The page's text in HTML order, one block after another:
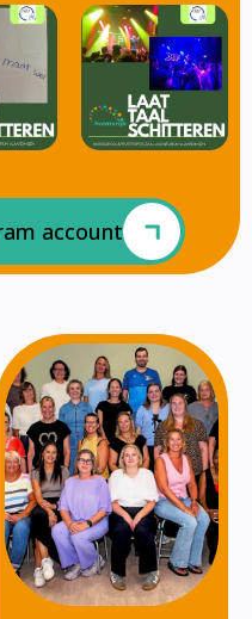
account